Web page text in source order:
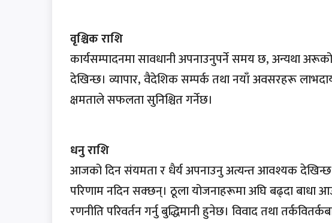
वृश्चिक राशि
कार्यसम्पादनमा सावधानी अपनाउनुपर्ने समय छ, अन्यथा
देखिन्छ। व्यापार, वैदेशिक सम्पर्क तथा नयाँ अवसरहरू
क्षमताले सफलता सुनिश्चित गर्नेछ।
धनु राशि
आजको दिन संयमता र धैर्य अपनाउनु अत्यन्त आवश्यक देखिन्छ।
परिणाम नदिन सक्छन्। ठूला योजनाहरूमा अघि बढ्दा
रणनीति परिवर्तन गर्नु बुद्धिमानी हुनेछ। विवाद तथा